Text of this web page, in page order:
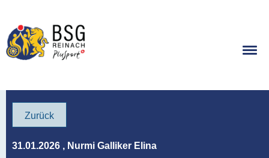
Zurück
31.01.2026 , Nurmi Galliker Elina